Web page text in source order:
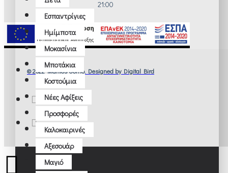
Εσπαντρίγιες
Ημίμποτα
Μοκασίνια
Μποτάκια
Κοστούμια
Νέες Αφίξεις
Προσφορές
Καλοκαιρινές
Αξεσουάρ
Μαγιό
21:00
© 2022 Manios Uomo. Designed by Digital Bird